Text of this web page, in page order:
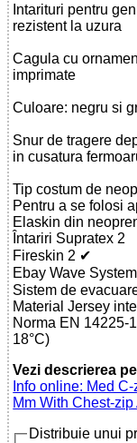
Intarituri pentru
rezistent la uzura
Cagula cu
imprimate
Culoare: negru si
Snur de tragere
in cusatura
Tip costum de
Pentru a se folosi
Elaskin din
Întariri Supratex 2
Fireskin 2 ✔
Ebay Wave
Sistem de
Material Jersey
Norma EN 14225-
18°C)
Vezi descrierea
Info online: Med
Mm With Chest-
Distribuie unui